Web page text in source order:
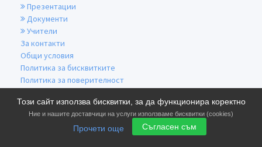
Този сайт използва бисквитки, за да функционира коректно
Ние и нашите доставчици на услуги използваме бисквитки (cookies)
Прочети още Съгласен съм
Презентации
Документи
Учители
За контакти
Общи условия
Политика за бисквитките
Политика за поверителност